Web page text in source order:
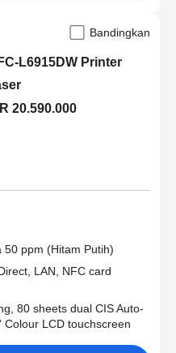
Bandingkan
L6915DW Printer
20.590.000
50 ppm (Hitam Putih)
LAN, NFC card
80 sheets dual CIS Auto-
Colour LCD touchscreen